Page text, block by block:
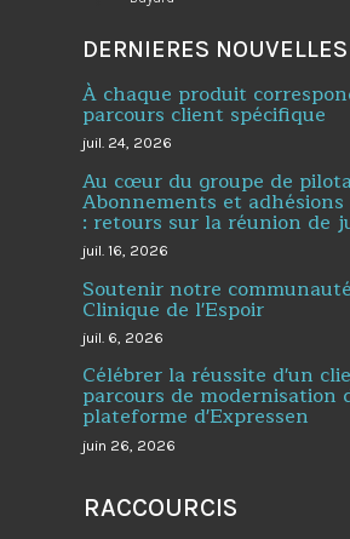
DERNIERES NOUVELLES
À chaque produit
parcours client spécifique
juil. 24, 2026
Au cœur du groupe de
Abonnements et adhésions
: retours sur la réunion de
juil. 16, 2026
Soutenir notre
Clinique de l'Espoir
juil. 6, 2026
Célébrer la réussite d'un
parcours de modernisation
plateforme d'Expressen
juin 26, 2026
RACCOURCIS